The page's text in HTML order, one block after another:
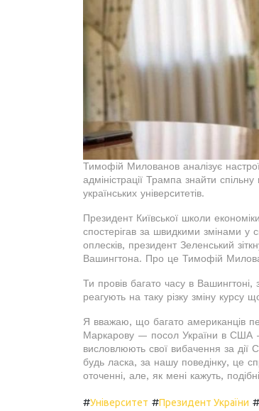
Тимофій Милованов аналізує
адміністрації Трампа знайти
українських університетів.
Президент Київської школи
спостерігав за швидкими змінами у
оплесків, президент Зеленський
Вашингтона. Про це Тимофій
Ти провів багато часу в
реагують на таку різку зміну курсу
Я вважаю, що багато американців
Маркарову — посол України в США —
висловлюють свої вибачення за дії
будь ласка, за нашу поведінку, це
оточенні, але, як мені кажуть,
#Університет #Президент України #